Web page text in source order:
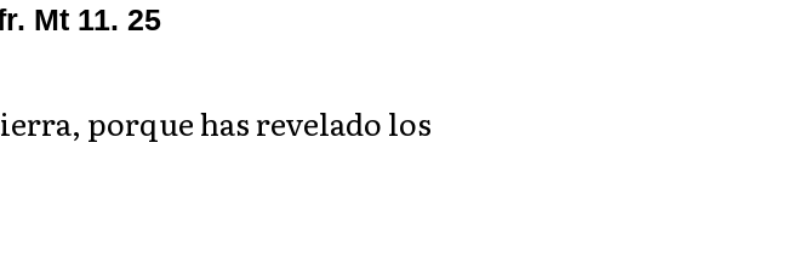
Mt 11. 25
porque has revelado los